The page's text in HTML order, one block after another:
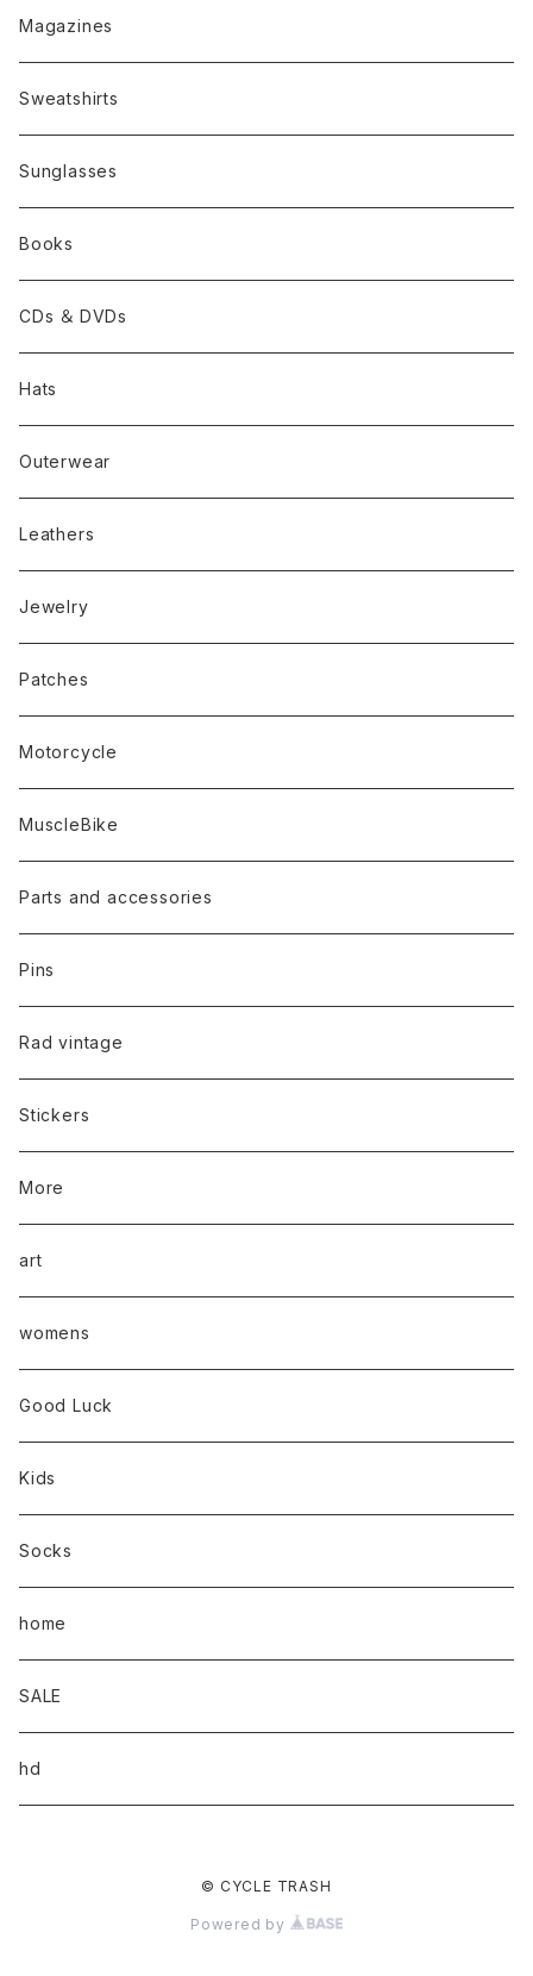
Magazines
Sweatshirts
Sunglasses
Books
CDs ＆ DVDs
Hats
Outerwear
Leathers
Jewelry
Patches
Motorcycle
MuscleBike
Parts and accessories
Pins
Rad vintage
Stickers
More
art
womens
Good Luck
Kids
Socks
home
SALE
hd
© CYCLE TRASH
Powered by